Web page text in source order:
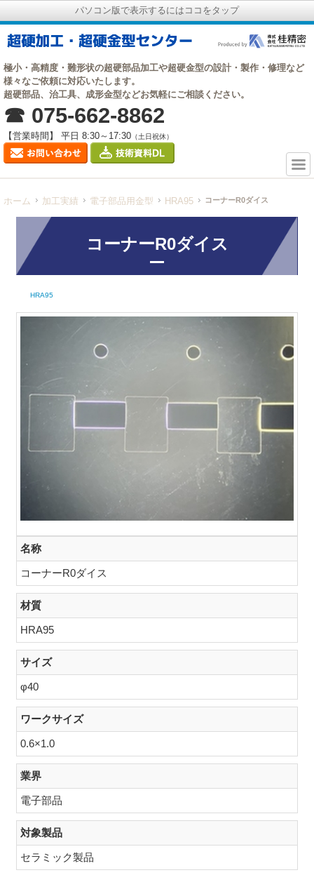
パソコン版で表示するにはココをタップ
極小・高精度・難形状の超硬部品加工や超硬金型の設計・製作・修理など
様々なご依頼に対応いたします。
超硬部品、治工具、成形金型などお気軽にご相談ください。
☎ 075-662-8862
【営業時間】 平日 8:30～17:30 （土日祝休）
ホーム 加工実績 電子部品用金型 HRA95 コーナーR0ダイス
コーナーR0ダイス
HRA95
名称
コーナーR0ダイス
材質
HRA95
サイズ
φ40
ワークサイズ
0.6×1.0
業界
電子部品
対象製品
セラミック製品